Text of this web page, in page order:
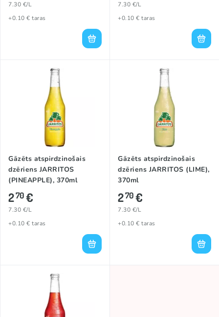
7.30 €/L
+0.10 € taras
7.30 €/L
+0.10 € taras
Gāzēts atspirdzinošais
dzēriens JARRITOS
(PINEAPPLE), 370ml
270€
7.30 €/L
+0.10 € taras
Gāzēts atspirdzinošais
dzēriens JARRITOS (LIME),
370ml
270€
7.30 €/L
+0.10 € taras